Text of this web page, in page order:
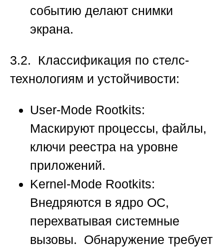
событию делают снимки
экрана.
3.2. Классификация по стелс-
технологиям и устойчивости:
User-Mode Rootkits:
Маскируют процессы, файлы,
ключи реестра на уровне
приложений.
Kernel-Mode Rootkits:
Внедряются в ядро ОС,
перехватывая системные
вызовы. Обнаружение требует